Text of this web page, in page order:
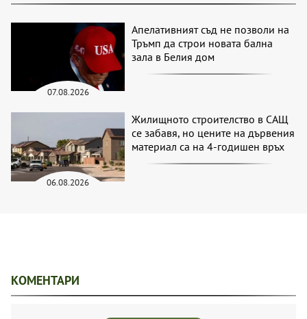
07.08.2026
Апелативният съд не позволи на
Тръмп да строи новата бална
зала в Белия дом
06.08.2026
Жилищното строителство в САЩ
се забавя, но цените на дървения
материал са на 4-годишен връх
КОМЕНТАРИ